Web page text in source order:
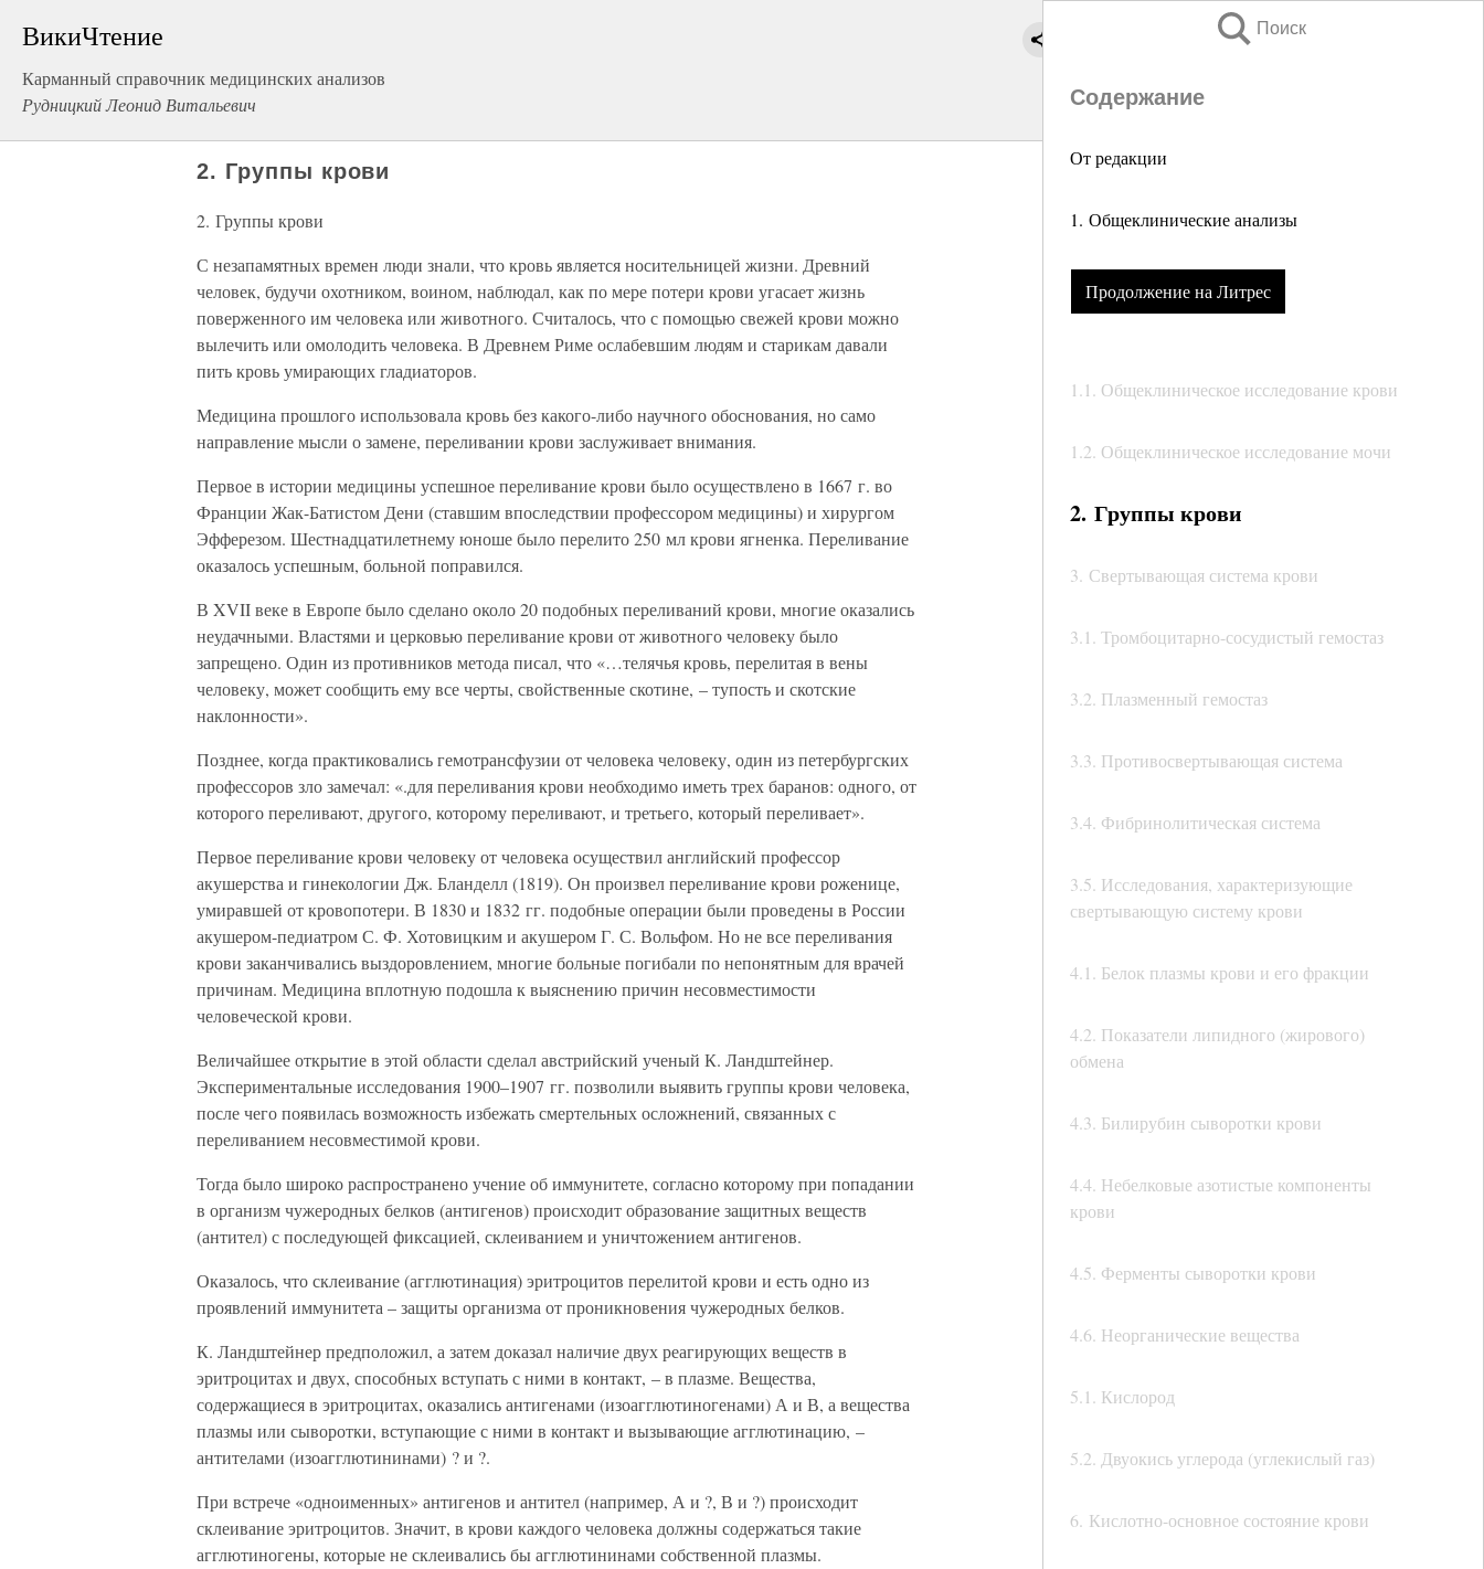
ВикиЧтение
Карманный справочник медицинских анализов
Рудницкий Леонид Витальевич
Поиск
Содержание
От редакции
1. Общеклинические анализы
Продолжение на Литрес
1.1. Общеклиническое исследование крови
1.2. Общеклиническое исследование мочи
2. Группы крови
3. Свертывающая система крови
3.1. Тромбоцитарно-сосудистый гемостаз
3.2. Плазменный гемостаз
3.3. Противосвертывающая система
3.4. Фибринолитическая система
3.5. Исследования, характеризующие
свертывающую систему крови
4.1. Белок плазмы крови и его фракции
4.2. Показатели липидного (жирового)
обмена
4.3. Билирубин сыворотки крови
4.4. Небелковые азотистые компоненты
крови
4.5. Ферменты сыворотки крови
4.6. Неорганические вещества
5.1. Кислород
5.2. Двуокись углерода (углекислый газ)
6. Кислотно-основное состояние крови
2. Группы крови
2. Группы крови
С незапамятных времен люди знали, что кровь является носительницей жизни. Древний
человек, будучи охотником, воином, наблюдал, как по мере потери крови угасает жизнь
поверженного им человека или животного. Считалось, что с помощью свежей крови можно
вылечить или омолодить человека. В Древнем Риме ослабевшим людям и старикам давали
пить кровь умирающих гладиаторов.
Медицина прошлого использовала кровь без какого-либо научного обоснования, но само
направление мысли о замене, переливании крови заслуживает внимания.
Первое в истории медицины успешное переливание крови было осуществлено в 1667 г. во
Франции Жак-Батистом Дени (ставшим впоследствии профессором медицины) и хирургом
Эфферезом. Шестнадцатилетнему юноше было перелито 250 мл крови ягненка. Переливание
оказалось успешным, больной поправился.
В XVII веке в Европе было сделано около 20 подобных переливаний крови, многие оказались
неудачными. Властями и церковью переливание крови от животного человеку было
запрещено. Один из противников метода писал, что «…телячья кровь, перелитая в вены
человеку, может сообщить ему все черты, свойственные скотине, – тупость и скотские
наклонности».
Позднее, когда практиковались гемотрансфузии от человека человеку, один из петербургских
профессоров зло замечал: «.для переливания крови необходимо иметь трех баранов: одного, от
которого переливают, другого, которому переливают, и третьего, который переливает».
Первое переливание крови человеку от человека осуществил английский профессор
акушерства и гинекологии Дж. Бланделл (1819). Он произвел переливание крови роженице,
умиравшей от кровопотери. В 1830 и 1832 гг. подобные операции были проведены в России
акушером-педиатром С. Ф. Хотовицким и акушером Г. С. Вольфом. Но не все переливания
крови заканчивались выздоровлением, многие больные погибали по непонятным для врачей
причинам. Медицина вплотную подошла к выяснению причин несовместимости
человеческой крови.
Величайшее открытие в этой области сделал австрийский ученый К. Ландштейнер.
Экспериментальные исследования 1900–1907 гг. позволили выявить группы крови человека,
после чего появилась возможность избежать смертельных осложнений, связанных с
переливанием несовместимой крови.
Тогда было широко распространено учение об иммунитете, согласно которому при попадании
в организм чужеродных белков (антигенов) происходит образование защитных веществ
(антител) с последующей фиксацией, склеиванием и уничтожением антигенов.
Оказалось, что склеивание (агглютинация) эритроцитов перелитой крови и есть одно из
проявлений иммунитета – защиты организма от проникновения чужеродных белков.
К. Ландштейнер предположил, а затем доказал наличие двух реагирующих веществ в
эритроцитах и двух, способных вступать с ними в контакт, – в плазме. Вещества,
содержащиеся в эритроцитах, оказались антигенами (изоагглютиногенами) А и В, а вещества
плазмы или сыворотки, вступающие с ними в контакт и вызывающие агглютинацию, –
антителами (изоагглютининами) ? и ?.
При встрече «одноименных» антигенов и антител (например, А и ?, В и ?) происходит
склеивание эритроцитов. Значит, в крови каждого человека должны содержаться такие
агглютиногены, которые не склеивались бы агглютининами собственной плазмы.